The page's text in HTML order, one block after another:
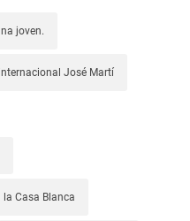
joven.
José Martí
Casa Blanca